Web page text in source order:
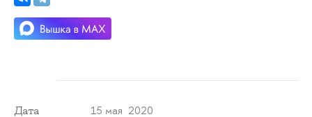
Дата 15 мая 2020